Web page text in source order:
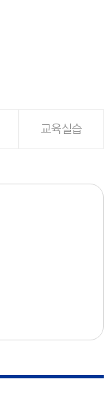
교육실습